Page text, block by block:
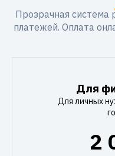
Прозрачная система
платежей. Оплата
Для
Для личных
2